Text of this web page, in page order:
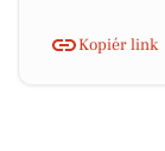
Kopiér link